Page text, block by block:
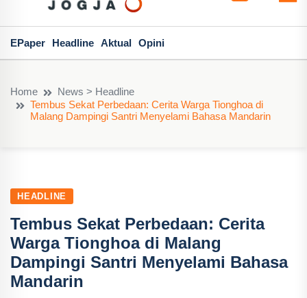
EPaper Headline Aktual Opini
Home
News > Headline
Tembus Sekat Perbedaan: Cerita Warga Tionghoa di
Malang Dampingi Santri Menyelami Bahasa Mandarin
HEADLINE
Tembus Sekat Perbedaan: Cerita
Warga Tionghoa di Malang
Dampingi Santri Menyelami Bahasa
Mandarin